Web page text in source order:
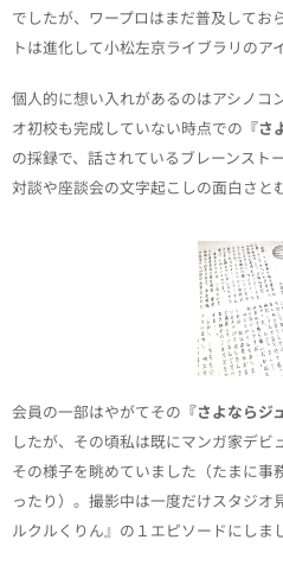
でしたが、ワープロはまだ普及してお
トは進化して小松左京ライブラリのア
個人的に想い入れがあるのはアシノコ
オ初校も完成していない時点での 『さ
の採録で、話されているブレーンスト
対談や座談会の文字起こしの面白さと
会員の一部はやがてその 『さよならジ
したが、その頃私は既にマンガ家デビ
その様子を眺めていました（たまに事
ったり）。撮影中は一度だけスタジオ
ルクルくりん』の１エピソードにしま